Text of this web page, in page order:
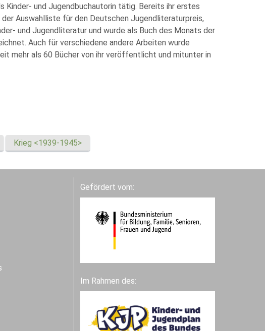
Kinder- und Jugendbuchautorin tätig. Bereits ihr erstes
Auswahlliste für den Deutschen Jugendliteraturpreis,
und Jugendliteratur und wurde als Buch des Monats der
Auch für verschiedene andere Arbeiten wurde
mehr als 60 Bücher von ihr veröffentlicht und mitunter in
Krieg <1939-1945>
Gefördert vom:
Im Rahmen des: